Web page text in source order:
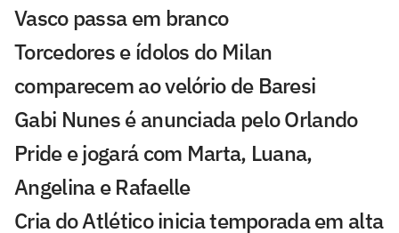
Vasco passa em branco
Torcedores e ídolos do Milan
comparecem ao velório de Baresi
Gabi Nunes é anunciada pelo Orlando
Pride e jogará com Marta, Luana,
Angelina e Rafaelle
Cria do Atlético inicia temporada em alta